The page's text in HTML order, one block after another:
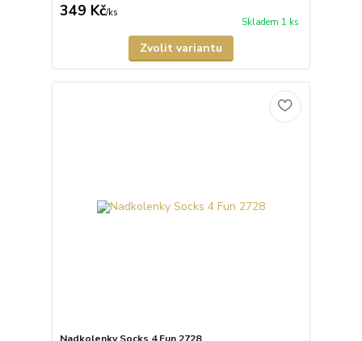
349 Kč/ks
Skladem 1 ks
Zvolit variantu
Nadkolenky Socks 4 Fun 2728